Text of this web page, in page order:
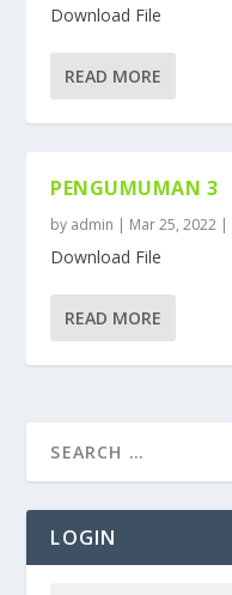
Download File
READ MORE
PENGUMUMAN 3
by admin | Mar 25, 2022 |
Download File
READ MORE
LOGIN